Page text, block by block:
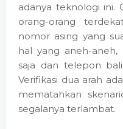
adanya teknologi ini.
orang-orang
nomor asing yang
hal yang aneh-
saja dan telepon
Verifikasi dua arah
mematahkan
segalanya terlambat.